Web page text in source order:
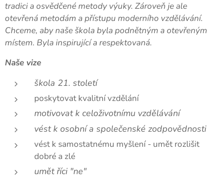
tradici a osvědčené metody výuky. Zároveň je ale
otevřená metodám a přístupu moderního vzdělávání.
Chceme, aby naše škola byla podnětným a otevřeným
místem. Byla inspirující a respektovaná.
Naše vize
škola 21. století
poskytovat kvalitní vzdělání
motivovat k celoživotnímu vzdělávání
vést k osobní a společenské zodpovědnosti
vést k samostatnému myšlení - umět rozlišit
dobré a zlé
umět říci "ne"